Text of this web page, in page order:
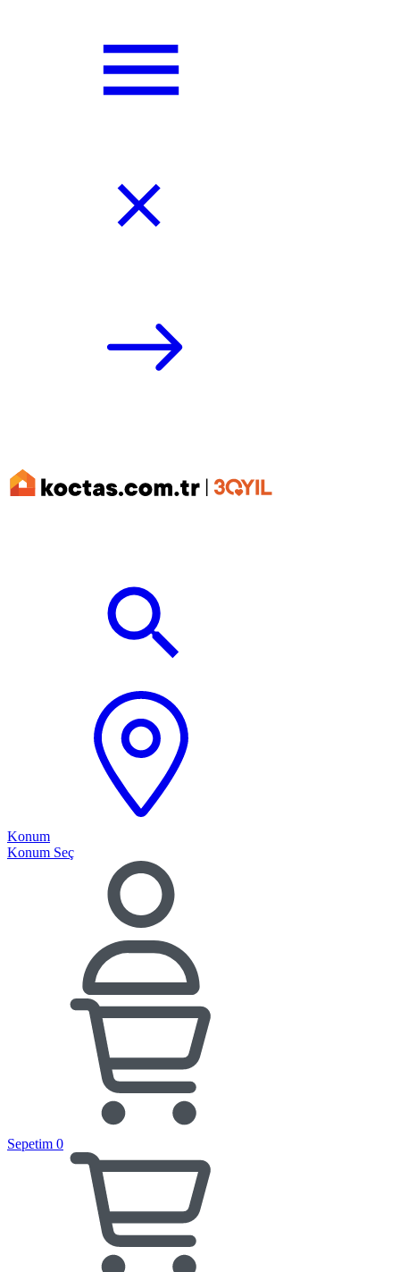
Konum
Konum Seç
Sepetim 0